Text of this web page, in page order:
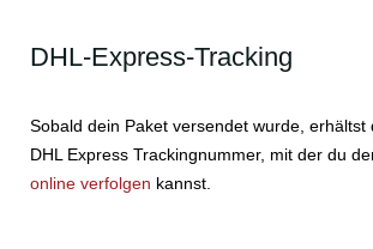
DHL-Express-Tracking
Sobald dein Paket versendet wurde, erhältst
DHL Express Trackingnummer, mit der du
online verfolgen kannst.